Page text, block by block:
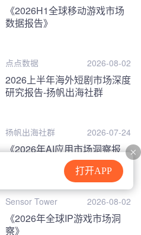
打开APP
《2026H1全球移动游戏市场
数据报告》
点点数据 2026-08-02
2026上半年海外短剧市场深度
研究报告-扬帆出海社群
扬帆出海社群 2026-07-24
《2026年AI应用市场洞察报
Sensor Tower 2026-08-02
《2026年全球IP游戏市场洞
察》